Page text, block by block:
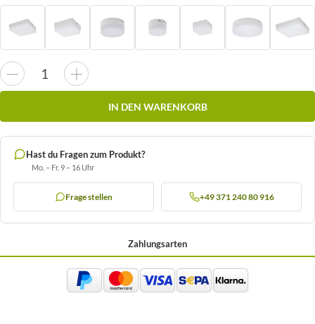
IN DEN WARENKORB
Hast du Fragen zum Produkt?
Mo. – Fr. 9 – 16 Uhr
Frage stellen +49 371 240 80 916
Zahlungsarten